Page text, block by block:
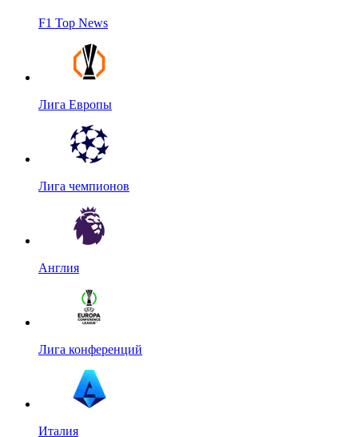
F1 Top News
Лига Европы
Лига чемпионов
Англия
Лига конференций
Италия